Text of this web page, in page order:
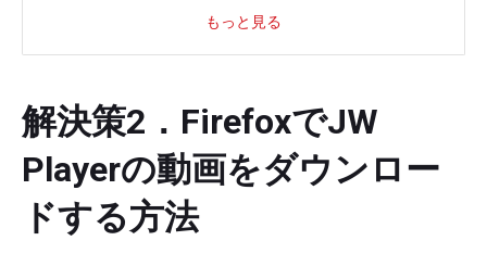
もっと見る
解決策2．FirefoxでJW
Playerの動画をダウンロー
ドする方法